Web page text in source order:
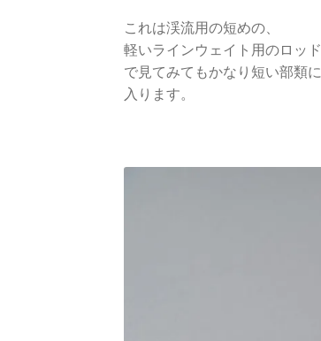
これは渓流用の短めの、
軽いラインウェイト用のロッド
で見てみてもかなり短い部類に
入ります。